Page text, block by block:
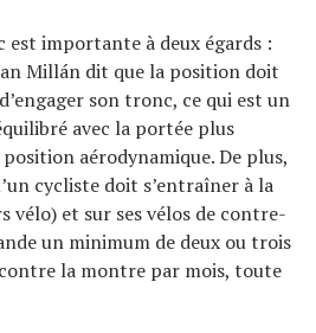
importante à deux égards :
Millán dit que la position doit
son tronc, ce qui est un
avec la portée plus
aérodynamique. De plus,
cycliste doit s’entraîner à la
vélo) et sur ses vélos de contre-
un minimum de deux ou trois
la montre par mois, toute